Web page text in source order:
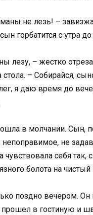
не лезь! –
горбатится с утра
лезу, – жестко
стола. – Собирайся,
я даю время до
в молчании. Сын,
непоправимое, не
чувствовала себя так,
болота на чистый
поздно вечером.
в гостиную и